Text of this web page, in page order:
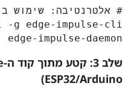
edge-impulse-daemon  # חיבור ישיר ללוח פיתוח
ESP32/Arduino)